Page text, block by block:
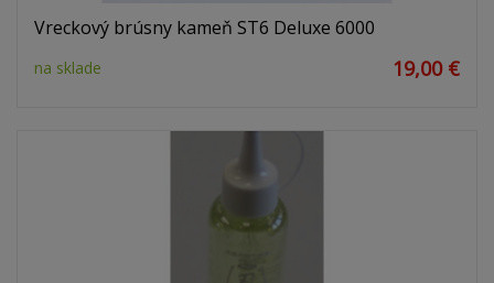
Vreckový brúsny kameň ST6 Deluxe 6000
na sklade 19,00 €